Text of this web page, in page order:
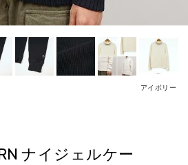
アイボリー
ナイジェルケー